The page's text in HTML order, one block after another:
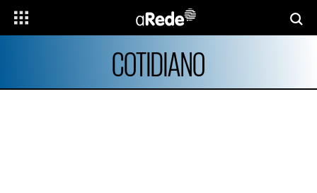
COTIDIANO